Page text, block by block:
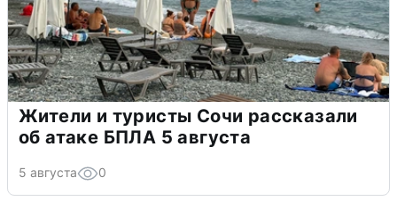
Жители и туристы Сочи рассказали
об атаке БПЛА 5 августа
5 августа 0